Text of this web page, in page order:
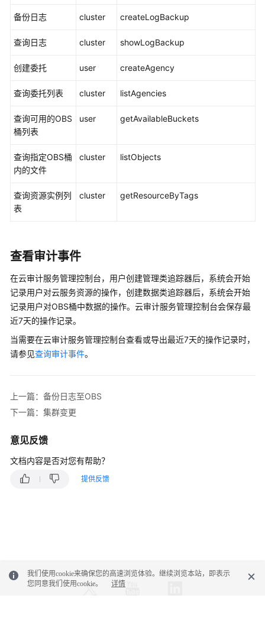
参
任
担
云
服
务
等
协
皮
资
源
支
持
区
统
权
备份日志 cluster createLogBackup
查询日志 cluster showLogBackup
创建委托 user createAgency
查询委托列表 cluster listAgencies
查询可用的OBS
桶列表
user getAvailableBuckets
查询指定OBS桶
内的文件
cluster listObjects
查询资源实例列
表
cluster getResourceByTags
查看审计事件
在云审计服务管理控制台，用户创建管理类追踪器后，系统会开始
记录用户对云服务资源的操作，创建数据类追踪器后，系统会开始
记录用户对OBS桶中数据的操作。云审计服务管理控制台会保存最
近7天的操作记录。
当需要在云审计服务管理控制台查看或导出最近7天的操作记录时，
请参见查询审计事件。
上一篇：备份日志至OBS
下一篇：集群变更
意见反馈
文档内容是否对您有帮助？
提供反馈
我们使用cookie来确保您的高速浏览体验。继续浏览本站，即表示
您同意我们使用cookie。
详情